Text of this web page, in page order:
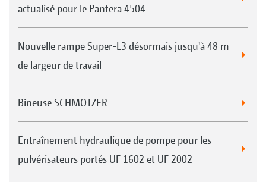
actualisé pour le Pantera 4504
Nouvelle rampe Super-L3 désormais jusqu'à 48 m
de largeur de travail
Bineuse SCHMOTZER
Entraînement hydraulique de pompe pour les
pulvérisateurs portés UF 1602 et UF 2002